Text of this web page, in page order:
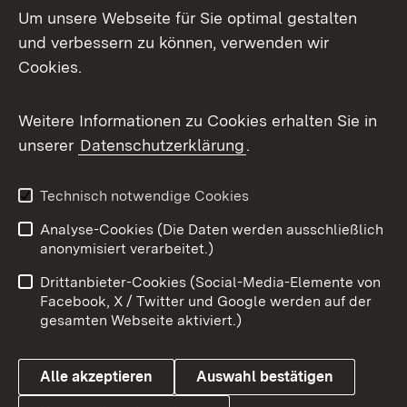
Facebook
X / Twitter
Youtube
Impressum
Kontakt
Barrierefreiheit
Datenschutz
Cookies
Um unsere Webseite für Sie optimal gestalten
und verbessern zu können, verwenden wir
Cookies.
Weitere Informationen zu Cookies erhalten Sie in
unserer Datenschutzerklärung.
Technisch notwendige Cookies
Analyse-Cookies (Die Daten werden ausschließlich
anonymisiert verarbeitet.)
Drittanbieter-Cookies (Social-Media-Elemente von
Facebook, X / Twitter und Google werden auf der
gesamten Webseite aktiviert.)
Alle akzeptieren Auswahl bestätigen